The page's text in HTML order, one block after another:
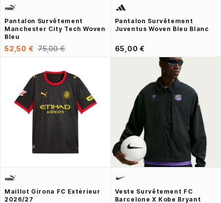
Pantalon Survêtement
Manchester City Tech Woven
Bleu
52,50 € 75,00 €
Pantalon Survêtement
Juventus Woven Bleu Blanc
65,00 €
Maillot Girona FC Extérieur
2026/27
Veste Survêtement FC
Barcelone X Kobe Bryant